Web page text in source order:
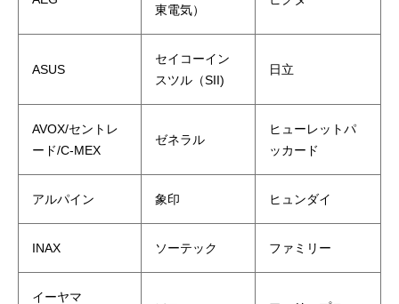
東電気）
ASUS
セイコーイン
スツル（SII)
日立
AVOX/セントレ
ード/C-MEX
ゼネラル
ヒューレットパ
ッカード
アルパイン 象印 ヒュンダイ
INAX ソーテック ファミリー
イーヤマ